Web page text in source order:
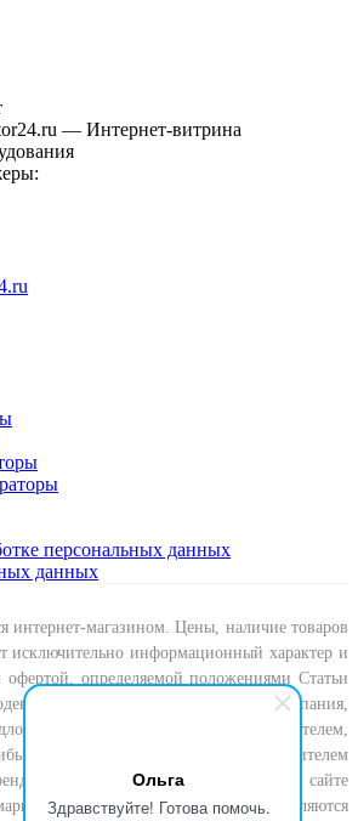
Ольга
Здравствуйте! Готова помочь.
— Интернет-витрина
персональных данных
данных
интернет-магазином. Цены, наличие товаров
исключительно информационный характер и
офертой, определяемой положениями Статьи
Российской Федерации. Компания,
не является производителем,
или официальным представителем
Все представленные на данном сайте
и артикульные номера являются